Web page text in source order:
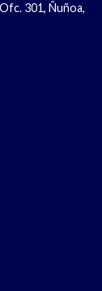
301, Ñuñoa,